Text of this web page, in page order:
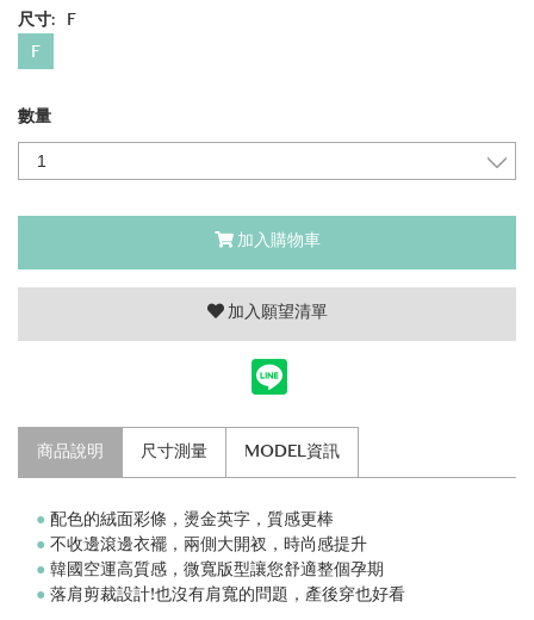
尺寸: F
F
數量
加入購物車
加入願望清單
商品說明 尺寸測量 MODEL資訊
● 配色的絨面彩條，燙金英字，質感更棒
● 不收邊滾邊衣襬，兩側大開衩，時尚感提升
● 韓國空運高質感，微寬版型讓您舒適整個孕期
● 落肩剪裁設計!也沒有肩寬的問題，產後穿也好看